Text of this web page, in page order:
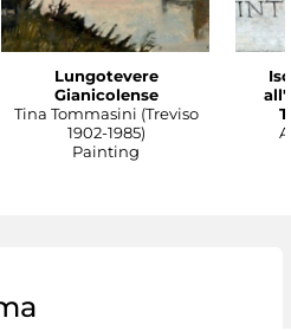
Lungotevere
Gianicolense
Tina Tommasini (Treviso
1902-1985)
Painting